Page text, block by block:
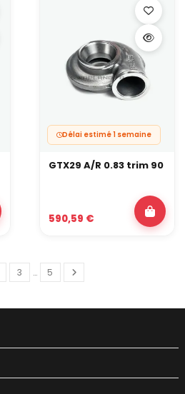
Délai estimé 1 semaine
GTX29 A/R 0.83 trim 90
590,59 €
3 … 5